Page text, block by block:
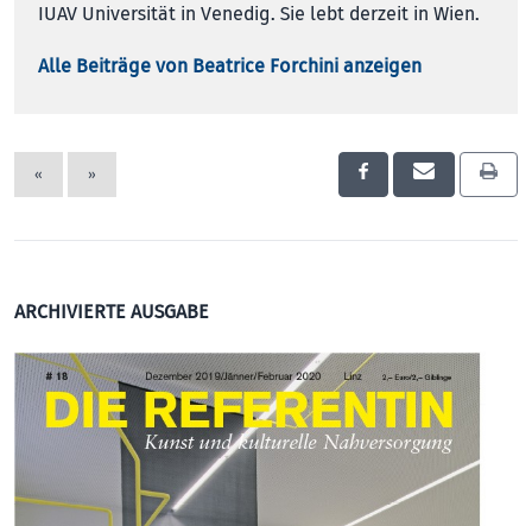
IUAV Universität in Venedig. Sie lebt derzeit in Wien.
Alle Beiträge von Beatrice Forchini anzeigen
« »
ARCHIVIERTE AUSGABE